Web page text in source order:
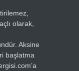
olarak,
Aksine
başlatma